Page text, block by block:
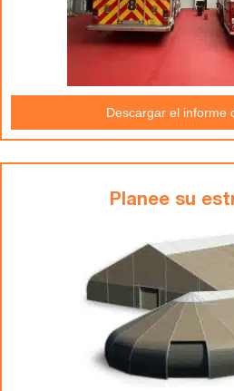
Descargar el informe
Planee su